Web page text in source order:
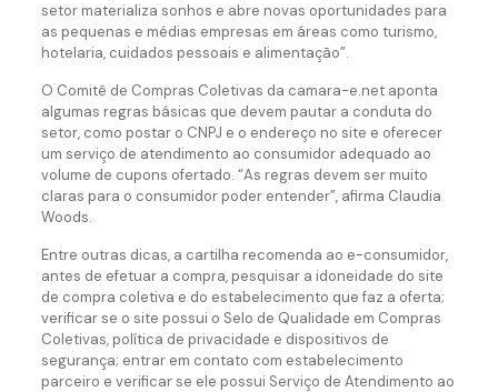
setor materializa sonhos e abre novas oportunidades para
as pequenas e médias empresas em áreas como turismo,
hotelaria, cuidados pessoais e alimentação”.
O Comitê de Compras Coletivas da camara-e.net aponta
algumas regras básicas que devem pautar a conduta do
setor, como postar o CNPJ e o endereço no site e oferecer
um serviço de atendimento ao consumidor adequado ao
volume de cupons ofertado. “As regras devem ser muito
claras para o consumidor poder entender”, afirma Claudia
Woods.
Entre outras dicas, a cartilha recomenda ao e-consumidor,
antes de efetuar a compra, pesquisar a idoneidade do site
de compra coletiva e do estabelecimento que faz a oferta;
verificar se o site possui o Selo de Qualidade em Compras
Coletivas, política de privacidade e dispositivos de
segurança; entrar em contato com estabelecimento
parceiro e verificar se ele possui Serviço de Atendimento ao